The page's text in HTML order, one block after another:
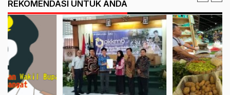
REKOMENDASI UNTUK ANDA